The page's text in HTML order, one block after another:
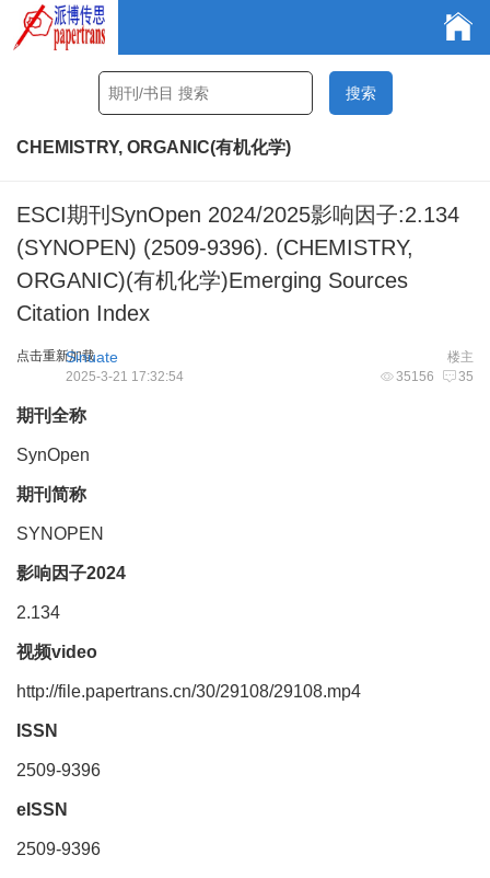
CHEMISTRY, ORGANIC(有机化学)
ESCI期刊SynOpen 2024/2025影响因子:2.134
(SYNOPEN) (2509-9396). (CHEMISTRY,
ORGANIC)(有机化学)Emerging Sources
Citation Index
点击重新加载 楼主
Sinuate
35156 35
2025-3-21 17:32:54
期刊全称
SynOpen
期刊简称
SYNOPEN
影响因子2024
2.134
视频video
http://file.papertrans.cn/30/29108/29108.mp4
ISSN
2509-9396
eISSN
2509-9396